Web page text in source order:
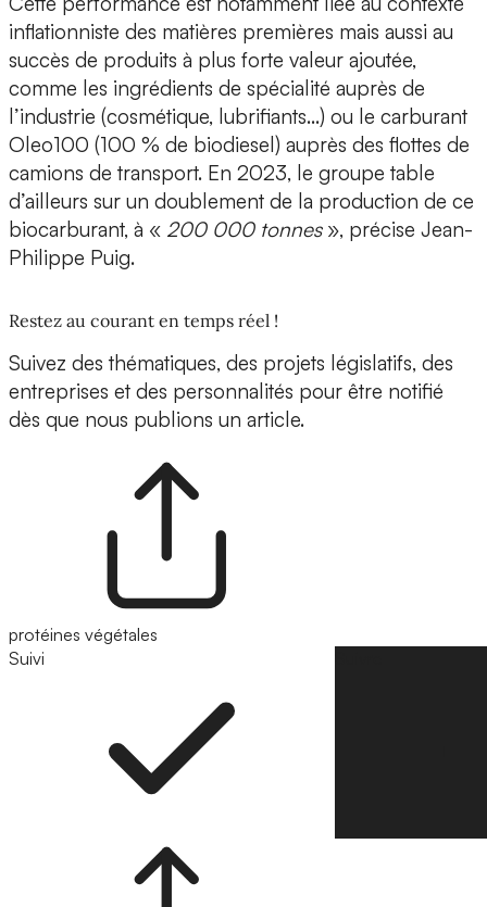
inflationniste des matières premières mais aussi au
succès de produits à plus forte valeur ajoutée,
comme les ingrédients de spécialité auprès de
l’industrie (cosmétique, lubrifiants…) ou le carburant
Oleo100 (100 % de biodiesel) auprès des flottes de
camions de transport. En 2023, le groupe table
d’ailleurs sur un doublement de la production de ce
biocarburant, à « 200 000 tonnes», précise Jean-
Philippe Puig.
Restez au courant en temps réel !
Suivez des thématiques, des projets législatifs, des
entreprises et des personnalités pour être notifié
dès que nous publions un article.
protéines végétales
Suivi